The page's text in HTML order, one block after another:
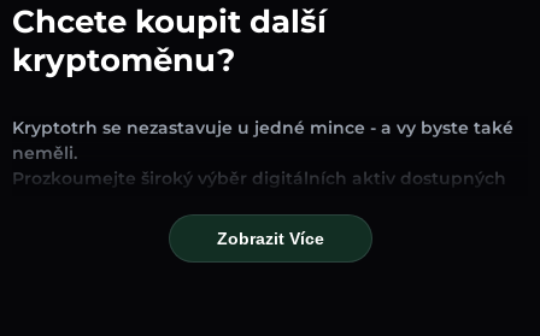
Chcete koupit další
kryptoměnu?
Kryptotrh se nezastavuje u jedné mince - a vy byste také
neměli.
Prozkoumejte široký výběr digitálních aktiv dostupných
hledáte zavedené stablecoiny, slibné altcoiny nebo
trendové nové tokeny, najdete je všechny na jednom
Zobrazit Více